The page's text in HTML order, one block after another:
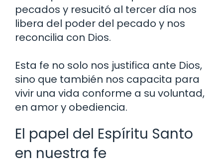
pecados y resucitó al tercer día nos
libera del poder del pecado y nos
reconcilia con Dios.
Esta fe no solo nos justifica ante Dios,
sino que también nos capacita para
vivir una vida conforme a su voluntad,
en amor y obediencia.
El papel del Espíritu Santo
en nuestra fe